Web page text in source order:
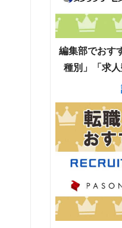
編集部でおす
種別」「求